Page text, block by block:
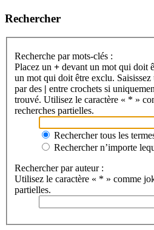
Rechercher
Recherche par mots-clés :
Placez un + devant un mot qui doit
un mot qui doit être exclu. Saisissez
par des | entre crochets si
trouvé. Utilisez le caractère « * »
recherches partielles.
Rechercher tous les
Rechercher n’importe
Rechercher par auteur :
Utilisez le caractère « * » comme
partielles.